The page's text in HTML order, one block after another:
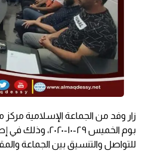
زار وفد من الجماعة الإسلامية
بوم الخميس ٢٩-١٠-
للتواصل والتنسيق بين الجماعة